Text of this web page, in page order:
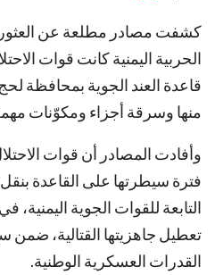
كشفت مصادر مطلعة عن
الحربية اليمنية كانت قوات
قاعدة العند الجوية بمحافظة
منها وسرقة أجزاء ومكوّنات
وأفادت المصادر أن قوات
فترة سيطرتها على القاعدة
التابعة للقوات الجوية
تعطيل جاهزيتها القتالية،
القدرات العسكرية الوطنية.